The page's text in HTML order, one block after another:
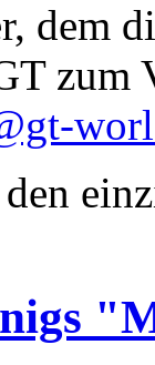
dem
zum